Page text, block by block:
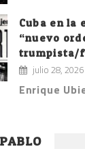
Cuba en la
“nuevo
trumpista/
julio 28, 2026
Enrique